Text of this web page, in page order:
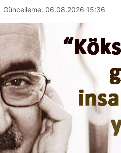
Güncelleme: 06.08.2026 15:36